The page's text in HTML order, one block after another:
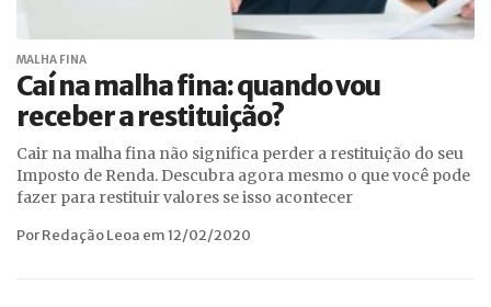
MALHA FINA
Caí na malha fina: quando vou
receber a restituição?
Cair na malha fina não significa perder a restituição do seu
Imposto de Renda. Descubra agora mesmo o que você pode
fazer para restituir valores se isso acontecer
Por Redação Leoa em 12/02/2020